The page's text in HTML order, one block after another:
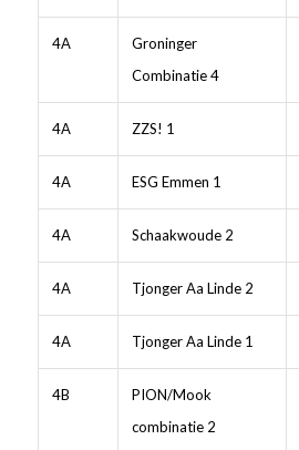
4A
Groninger
Combinatie 4
4A ZZS! 1
4A ESG Emmen 1
4A Schaakwoude 2
4A Tjonger Aa Linde 2
4A Tjonger Aa Linde 1
4B
PION/Mook
combinatie 2